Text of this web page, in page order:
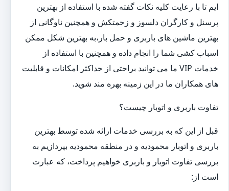
ایم تا با رعایت کلیه نکات گفته شده با استفاده از بهترین
پرسنل و کارگران دلسوز و زحمتکش و همچنین ناوگانی از
بهترین ماشین های باربری و حمل بار،به بهترین شکل ممکن
اسباب کشی شما را انجام داده و همچنین با استفاده از
خدمات VIP ما می توانید براحتی از حداکثر امکانات و قابلیت
های همکاران ما در این زمینه بهره مند شوید.
تفاوت باربری و اتوبار چیست؟
قبل از این که به بررسی خدمات ارائه شده توسط بهترین
باربری و اتوبار محمودیه و در منطقه محمودیه بپردازیم به
بررسی تفاوت اتوبار و باربری خواهیم پرداخت، که عبارت
است از: